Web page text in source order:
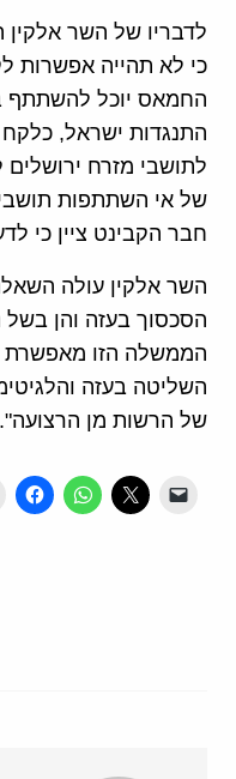
לדבריו של השר
כי לא תהייה אפשרות
החמאס יוכל להשתתף
התנגדות ישראל,
לתושבי מזרח
של אי השתתפות תושבי
חבר הקבינט ציין כי
השר אלקין עולה
הסכסוך בעזה והן
הממשלה הזו מאפשרת
השליטה בעזה
של הרשות מן